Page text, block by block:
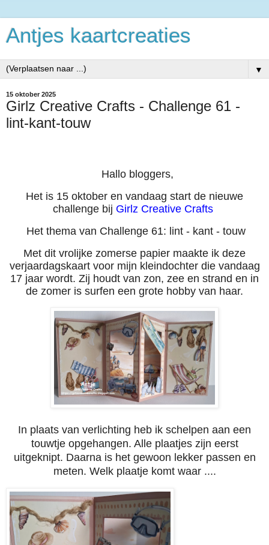
Antjes kaartcreaties
▼
15 oktober 2025
Girlz Creative Crafts - Challenge 61 -
lint-kant-touw
Hallo bloggers,
Het is 15 oktober en vandaag start de nieuwe
challenge bij Girlz Creative Crafts
Het thema van Challenge 61: lint - kant - touw
Met dit vrolijke zomerse papier maakte ik deze
verjaardagskaart voor mijn kleindochter die vandaag
17 jaar wordt. Zij houdt van zon, zee en strand en in
de zomer is surfen een grote hobby van haar.
In plaats van verlichting heb ik schelpen aan een
touwtje opgehangen. Alle plaatjes zijn eerst
uitgeknipt. Daarna is het gewoon lekker passen en
meten. Welk plaatje komt waar ....